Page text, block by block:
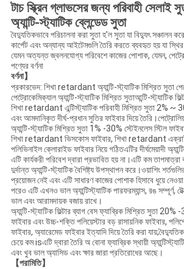
গোপনীয়তা
নীতি
টাচ স্ক্রিন গ্লাভসের জন্য পরিবাহী সেলাই
অ্যান্টি-স্ট্যাটিক ব্লেন্ডেড সুতা
বৈদ্যুতিকভাবে পরিচালনা করা সুতা হ'ল সুতা যা বিদ্যুৎ সঞ্চালন
কার্পেট এবং অন্যান্য আইটেমগুলি তৈরি করতে ব্যবহৃত হয় যা
যেমন অত্যন্ত জ্বলনযোগ্য পরিবেশে কাজের পোশাক, যেমন,
পণ্যের বর্ণনা
বর্ণনা】
প্রকারভেদ: শিখা retardant অ্যান্টি-স্ট্যাটিক মিশ্রিত সুতা
পেট্রোকেমিক্যাল অ্যান্টি-স্ট্যাটিক মিশ্রিত সুতাআন্টি-স্ট্যাটিক
শিখা retardant এন্টিস্ট্যাটিক পরিবাহী মিশ্রিত সুতা 2% ~
এবং আমদানিকৃত দীর্ঘ-প্রধান সুতির ফাইবার দিয়ে
অ্যান্টি-স্ট্যাটিক মিশ্রিত সুতা 1% -30% স্টেইনলেস স্টিল
শিখা retardant ভিসকোস ফাইবার, শিখা retardant
পলিভিনাইল ক্লোরাইড ফাইবার নিয়ে গঠিতএটির দীর্ঘমেয়াদী
এটি কার্যকরী পরিবেশ দ্বারা প্রভাবিত হয় না।এটি কম
দুর্দান্ত অ্যান্টি-স্ট্যাটিক বৈশিষ্ট্য উপস্থাপন করে।ওয়াশিং
প্রয়োজন নেই এবং এটি সাধারণ কাজের পোশাক হিসাবে ধুয়ে
পরেও এটি এখনও ভাল অ্যান্টিস্ট্যাটিক পারফরম্যান্স, রঙ সম্পূর্ণ,
ভাল এবং আরামদায়ক বজায় রাখে।
অ্যান্টি-স্ট্যাটিক ফিল্টার ব্যাগ বেস ফ্যাব্রিক মিশ্রিত সুতা
ফাইবার এবং উচ্চ-শক্তি পলিয়েস্টার বড় রাসায়নিক ফাইবার,
ফাইবার, অ্যারেমেড ফাইবার ইত্যাদি দিয়ে তৈরি করা
চেয়ে কম isএটি দ্বারা তৈরি অ বোনা ফ্যাব্রিক স্থায়ী
এবং খুব ভাল অ্যাসিড এবং ক্ষার জারা প্রতিরোধের আছে।
【পরামিতি】